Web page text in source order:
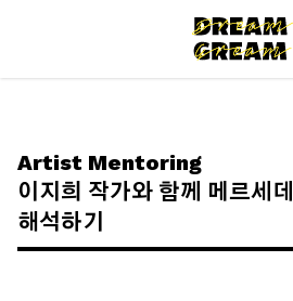
Artist Mentoring
이지희 작가와 함께 메르세
해석하기